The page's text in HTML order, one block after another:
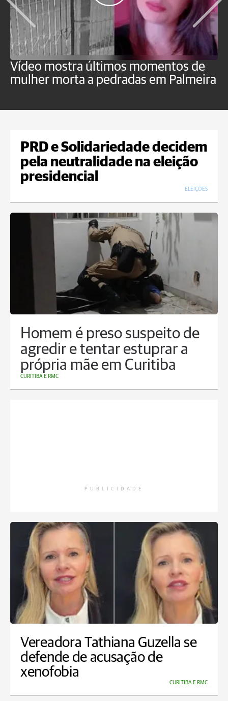
Vídeo mostra últimos momentos de
mulher morta a pedradas em Palmeira
PRD e Solidariedade decidem
pela neutralidade na eleição
presidencial
ELEIÇÕES
Homem é preso suspeito de
agredir e tentar estuprar a
própria mãe em Curitiba
CURITIBA E RMC
PUBLICIDADE
Vereadora Tathiana Guzella se
defende de acusação de
xenofobia
CURITIBA E RMC